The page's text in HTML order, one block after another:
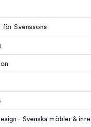
för Svenssons
- Svenska möbler &